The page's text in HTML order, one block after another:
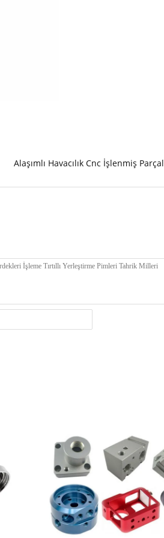
Alaşımlı Havacılık Cnc İşlenmiş